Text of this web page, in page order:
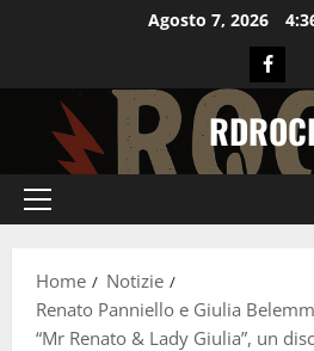
Agosto 7, 2026
Menu
Home
Notizie
Renato Panniello e Giulia
“Mr Renato & Lady Giulia”, un